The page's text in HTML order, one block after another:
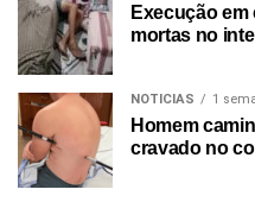
Execução
mortas no
NOTICIAS 1
Homem
cravado no